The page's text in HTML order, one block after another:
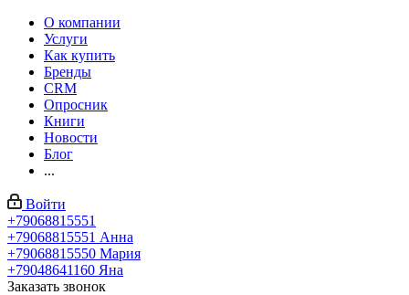
О компании
Услуги
Как купить
Бренды
CRM
Опросник
Книги
Новости
Блог
...
Войти
+79068815551
+79068815551 Анна
+79068815550 Мария
+79048641160 Яна
Заказать звонок